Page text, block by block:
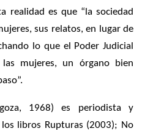
realidad es que “la sociedad
sus relatos, en lugar de
lo que el Poder Judicial
mujeres, un órgano bien
1968) es periodista y
libros Rupturas (2003); No